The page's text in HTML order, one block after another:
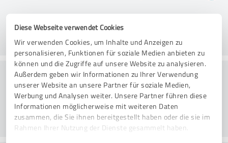
Diese Webseite verwendet Cookies
Wir verwenden Cookies, um Inhalte und Anzeigen zu
personalisieren, Funktionen für soziale Medien anbieten zu
können und die Zugriffe auf unsere Website zu analysieren.
Außerdem geben wir Informationen zu Ihrer Verwendung
unserer Website an unsere Partner für soziale Medien,
Werbung und Analysen weiter. Unsere Partner führen diese
Informationen möglicherweise mit weiteren Daten
zusammen, die Sie ihnen bereitgestellt haben oder die sie im
Rahmen Ihrer Nutzung der Dienste gesammelt haben.
Beratung